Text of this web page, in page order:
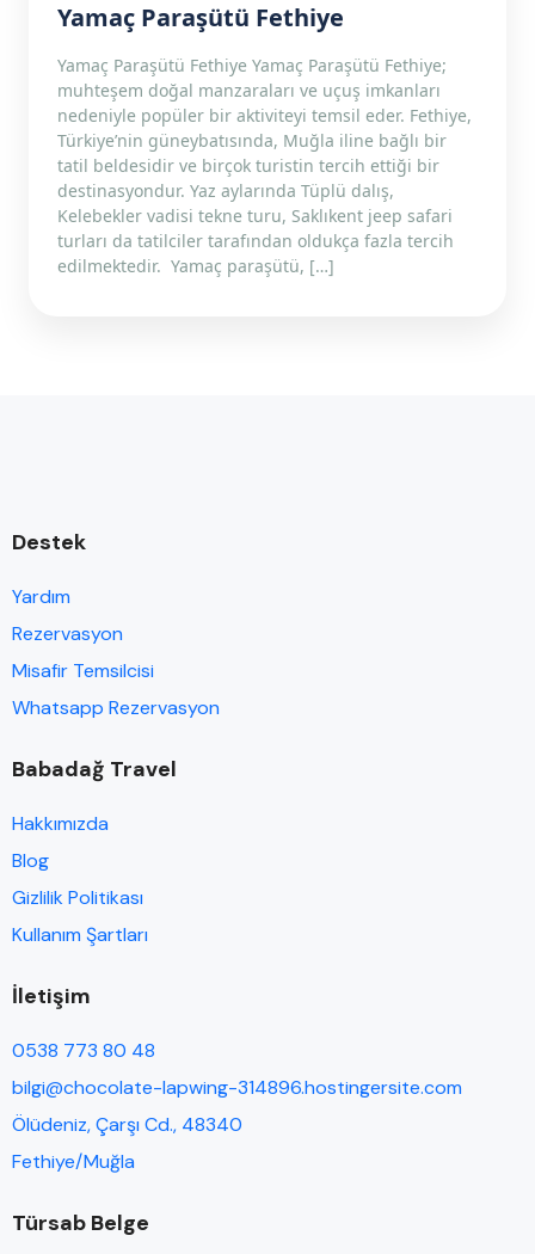
Yamaç Paraşütü Fethiye
Yamaç Paraşütü Fethiye Yamaç Paraşütü Fethiye;
muhteşem doğal manzaraları ve uçuş imkanları
nedeniyle popüler bir aktiviteyi temsil eder. Fethiye,
Türkiye’nin güneybatısında, Muğla iline bağlı bir
tatil beldesidir ve birçok turistin tercih ettiği bir
destinasyondur. Yaz aylarında Tüplü dalış,
Kelebekler vadisi tekne turu, Saklıkent jeep safari
turları da tatilciler tarafından oldukça fazla tercih
edilmektedir. Yamaç paraşütü, […]
Destek
Yardım
Rezervasyon
Misafir Temsilcisi
Whatsapp Rezervasyon
Babadağ Travel
Hakkımızda
Blog
Gizlilik Politikası
Kullanım Şartları
İletişim
0538 773 80 48
bilgi@chocolate-lapwing-314896.hostingersite.com
Ölüdeniz, Çarşı Cd., 48340
Fethiye/Muğla
Türsab Belge